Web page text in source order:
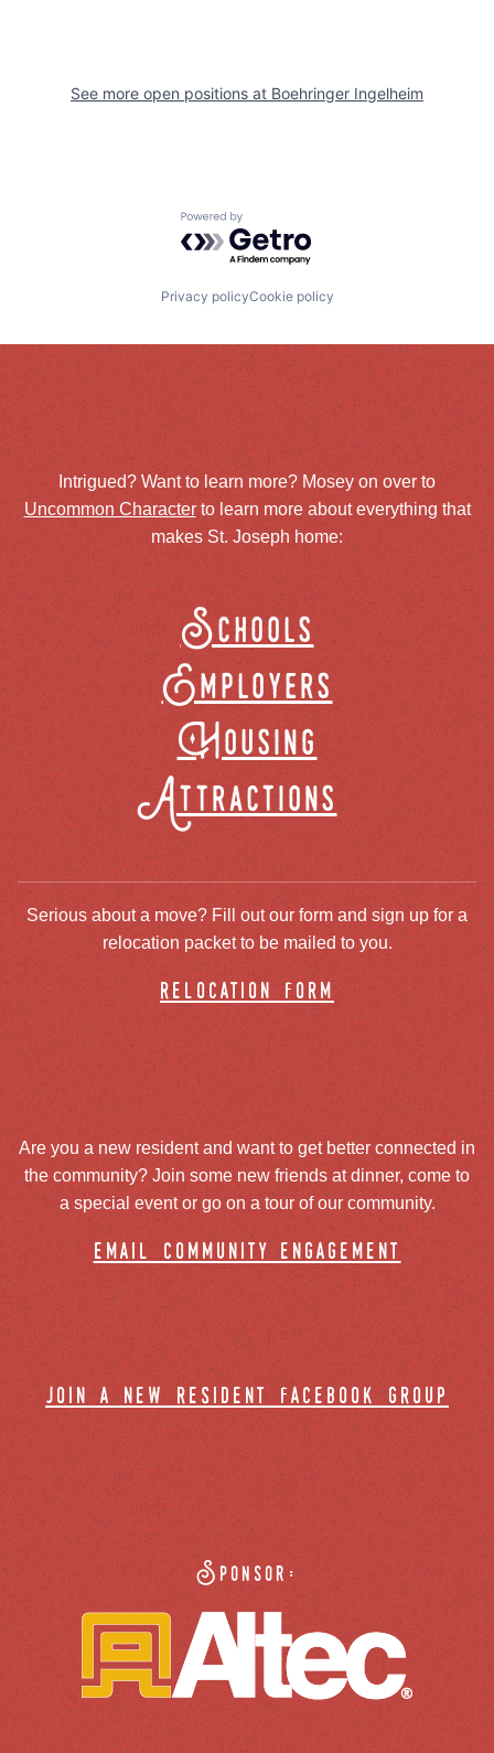
See more open positions at Boehringer Ingelheim
Powered by Getro.com
Privacy policyCookie policy
Intrigued? Want to learn more? Mosey on over to
Uncommon Characterto learn more about everything that
makes St. Joseph home:
Schools
Employers
Housing
Attractions
Serious about a move? Fill out our form and sign up for a
relocation packet to be mailed to you.
relocation form
Are you a new resident and want to get better connected in
the community? Join some new friends at dinner, come to
a special event or go on a tour of our community.
email community engagement
join a new resident facebook group
Sponsor: